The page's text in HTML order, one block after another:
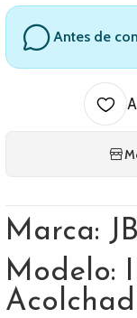
Antes de
Marca:
Modelo: